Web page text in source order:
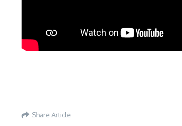
Share Article